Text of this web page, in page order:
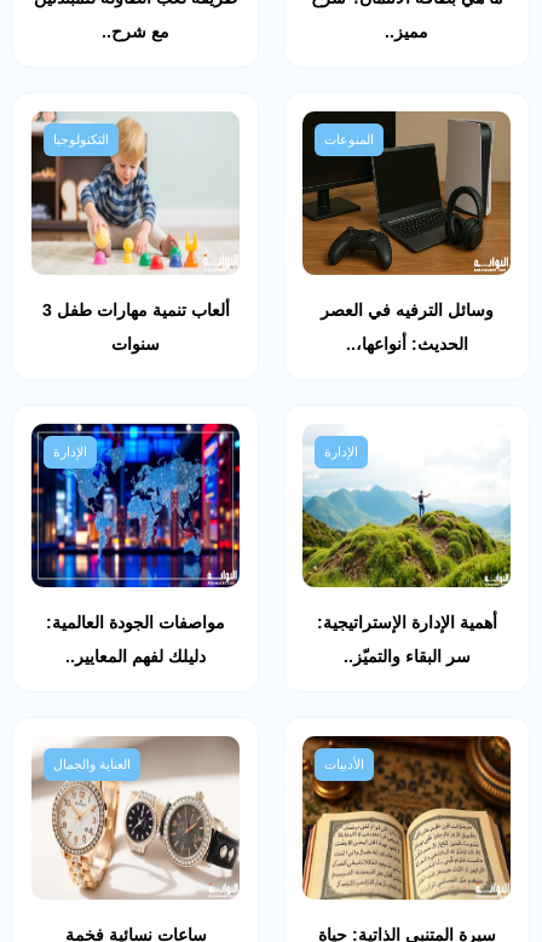
مميز..
مع شرح..
المنوعات
وسائل الترفيه في العصر
الحديث: أنواعها،..
التكنولوجيا
ألعاب تنمية مهارات طفل 3
سنوات
الإدارة
أهمية الإدارة الإستراتيجية:
سر البقاء والتميّز..
الإدارة
مواصفات الجودة العالمية:
دليلك لفهم المعايير..
الأدبيات
سيرة المتنبي الذاتية: حياة
العناية والجمال
ساعات نسائية فخمة